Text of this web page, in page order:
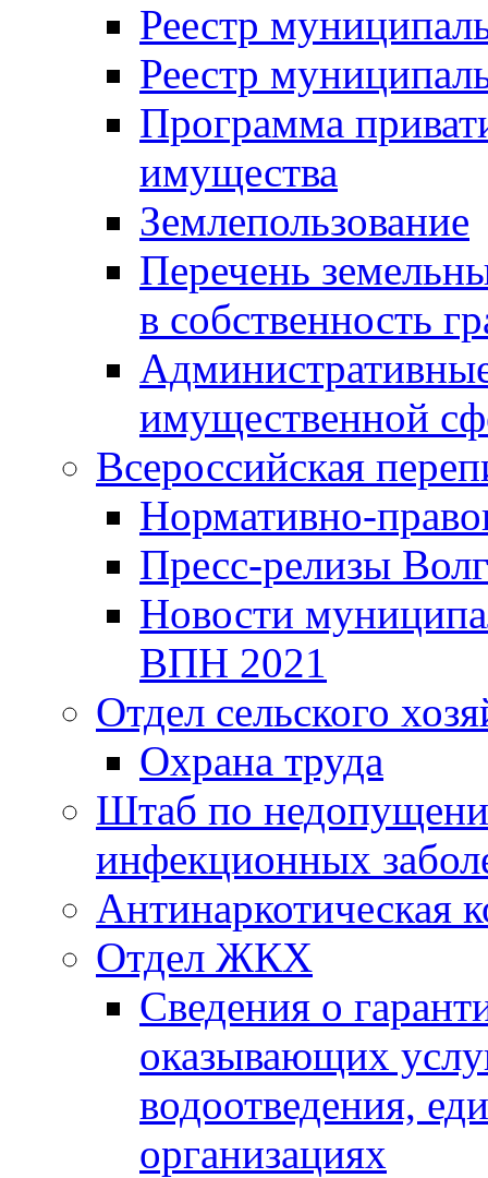
Реестр
Реестр
Программа
имущества
Землепользование
Перечень
в собственность
имущественной
Всероссийская
Нормативно-
Пресс-релизы
Новости
ВПН 2021
Отдел сельского
Охрана труда
Штаб по
инфекционных
Антинаркотическая
Отдел ЖКХ
Сведения о
оказывающих
водоотведения,
организациях